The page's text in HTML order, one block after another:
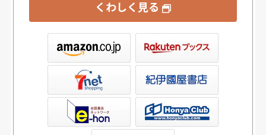
くわしく見る
書店ウェブストア